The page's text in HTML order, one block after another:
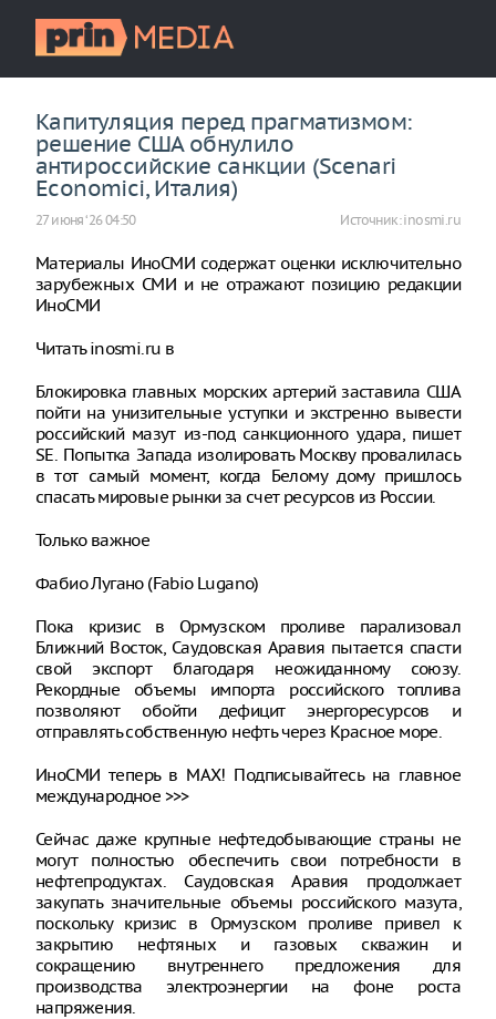
Капитуляция перед прагматизмом:
решение США обнулило
антироссийские санкции (Scenari
Economici, Италия)
27 июня ‘26 04:50 Источник:inosmi.ru
Материалы ИноСМИ содержат оценки исключительно
зарубежных СМИ и не отражают позицию редакции
ИноСМИ
Читать inosmi.ru в
Блокировка главных морских артерий заставила США
пойти на унизительные уступки и экстренно вывести
российский мазут из-под санкционного удара, пишет
SE. Попытка Запада изолировать Москву провалилась
в тот самый момент, когда Белому дому пришлось
спасать мировые рынки за счет ресурсов из России.
Только важное
Фабио Лугано (Fabio Lugano)
Пока кризис в Ормузском проливе парализовал
Ближний Восток, Саудовская Аравия пытается спасти
свой экспорт благодаря неожиданному союзу.
Рекордные объемы импорта российского топлива
позволяют обойти дефицит энергоресурсов и
отправлять собственную нефть через Красное море.
ИноСМИ теперь в MAX! Подписывайтесь на главное
международное >>>
Сейчас даже крупные нефтедобывающие страны не
могут полностью обеспечить свои потребности в
нефтепродуктах. Саудовская Аравия продолжает
закупать значительные объемы российского мазута,
поскольку кризис в Ормузском проливе привел к
закрытию нефтяных и газовых скважин и
сокращению внутреннего предложения для
производства электроэнергии на фоне роста
напряжения.